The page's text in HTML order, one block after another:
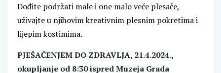
Dođite podržati male i one malo veće plesače,
uživajte u njihovim kreativnim plesnim pokretima i
lijepim kostimima.
PJEŠAČENJEM DO ZDRAVLJA, 21.4.2024.,
okupljanje od 8:30 ispred Muzeja Grada